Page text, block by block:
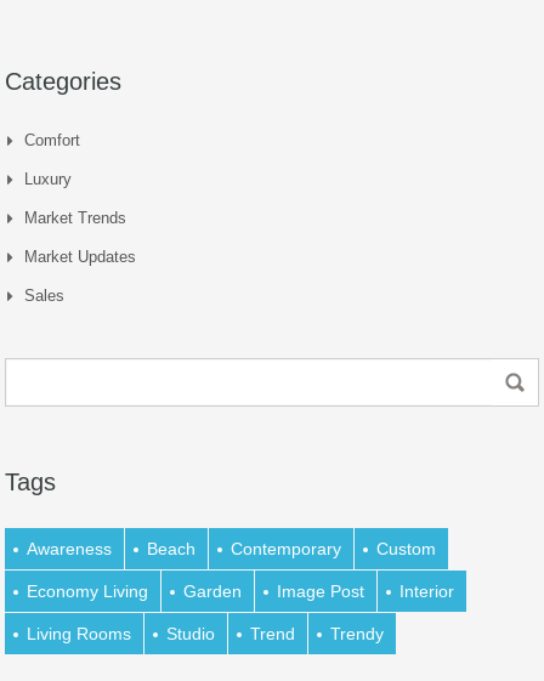
Categories
Comfort
Luxury
Market Trends
Market Updates
Sales
Tags
Awareness Beach Contemporary Custom
Economy Living Garden Image Post Interior
Living Rooms Studio Trend Trendy